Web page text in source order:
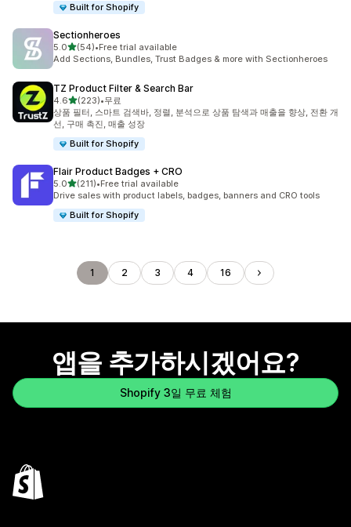
Built for Shopify
Sectionheroes
5.0별 5개 중
(54)
총 리뷰 54개
•Free trial available
Add Sections, Bundles, Trust Badges & more with Sectionheroes
TZ Product Filter & Search Bar
4.6별 5개 중
(223)
총 리뷰 223개
•무료
상품 필터, 스마트 검색바, 정렬, 분석으로 상품 탐색과 매출을 향상, 전환 개
선, 구매 촉진, 매출 성장
Built for Shopify
Flair Product Badges + CRO
5.0별 5개 중
(211)
총 리뷰 211개
•Free trial available
Drive sales with product labels, badges, banners and CRO tools
Built for Shopify
1 2 3 4 16
앱을 추가하시겠어요?
Shopify 3일 무료 체험